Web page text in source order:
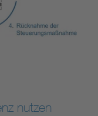
nutzen